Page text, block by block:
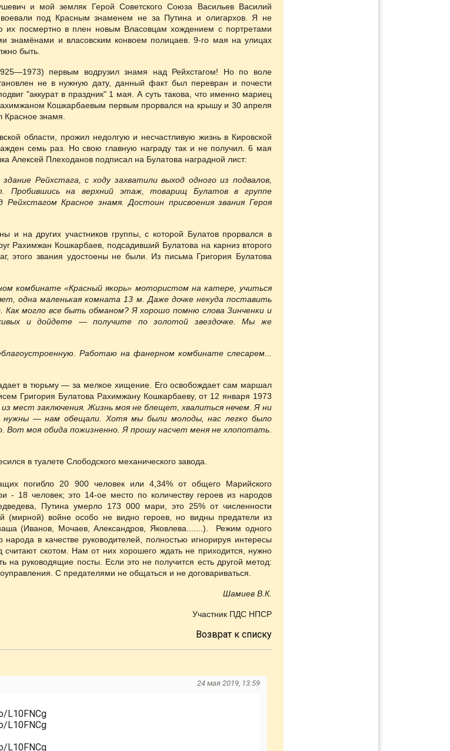
и мой земляк Герой Советского Союза Васильев Василий
под Красным знаменем не за Путина и олигархов. Я не
их посмертно в плен новым Власовцам хождением с портретами
знамёнами и власовским конвоем полицаев. 9-го мая на улицах
быть.
первым водрузил знамя над Рейхстагом! Но по воле
не в нужную дату, данный факт был перевран и почести
"аккурат в праздник" 1 мая. А суть такова, что именно мариец
Кошкарбаевым первым прорвался на крышу и 30 апреля
Красное знамя.
области, прожил недолгую и несчастливую жизнь в Кировской
семь раз. Но свою главную награду так и не получил. 6 мая
Алексей Плеходанов подписал на Булатова наградной лист:
Рейхстага, с ходу захватили выход одного из подвалов,
Пробившись на верхний этаж, товарищ Булатов в группе
Красное знамя. Достоин присвоения звания Героя
и на других участников группы, с которой Булатов прорвался в
Рахимжан Кошкарбаев, подсадивший Булатова на карниз второго
этого звания удостоены не были. Из письма Григория Булатова
комбинате «Красный якорь» мотористом на катере, учиться
одна маленькая комната 13 м. Даже дочке некуда поставить
Как могло все быть обманом? Я хорошо помню слова Зинченки и
и дойдете — получите по золотой звездочке. Мы же
Работаю на фанерном комбинате слесарем...
в тюрьму — за мелкое хищение. Его освобождает сам маршал
Григория Булатова Рахимжану Кошкарбаеву, от 12 января 1973
из мест заключения. Жизнь моя не блещет, хвалиться нечем. Я ни
нужны — нам обещали. Хотя мы были молоды, нас легко было
Вот моя обида пожизненно. Я прошу насчет меня не хлопотать.
в туалете Слободского механического завода.
погибло 20 900 человек или 4,34% от общего Марийского
- 18 человек; это 14-ое место по количеству героев из народов
Путина умерло 173 000 мари, это 25% от численности
(мирной) войне особо не видно героев, но видны предатели из
(Иванов, Мочаев, Александров, Яковлева.......). Режим одного
в качестве руководителей, полностью игнорируя интересы
скотом. Нам от них хорошего ждать не приходится, нужно
на руководящие посты. Если это не получится есть другой метод:
С предателями не общаться и не договариваться.
Шамиев В.К.
Участник ПДС НПСР
Возврат к списку
24 мая 2019, 13:59
L10FNCg
L10FNCg
L10FNCg